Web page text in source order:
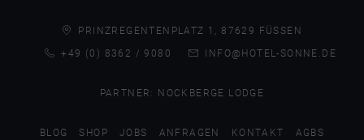
PRINZREGENTENPLATZ 1, 87629 FÜSSEN
+49 (0) 8362 / 9080
INFO@HOTEL-SONNE.DE
PARTNER: NOCKBERGE LODGE
BLOG SHOP JOBS ANFRAGEN KONTAKT AGBS